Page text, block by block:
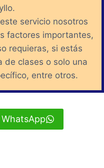
servicio nosotros
factores importantes,
requieras, si estás
de clases o solo una
entre otros.
WhatsApp